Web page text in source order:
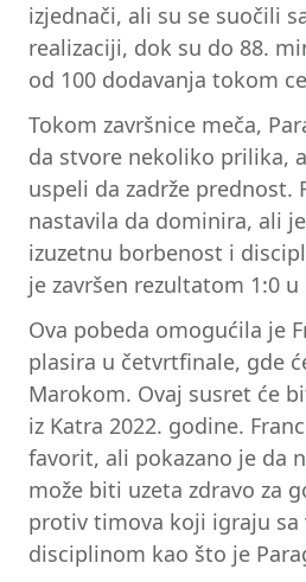
izjednači, ali su se suočili
realizaciji, dok su do 88.
od 100 dodavanja tokom
Tokom završnice meča,
da stvore nekoliko prilika,
uspeli da zadrže prednost.
nastavila da dominira, ali
izuzetnu borbenost i
je završen rezultatom 1:0
Ova pobeda omogućila je
plasira u četvrtfinale, gde
Marokom. Ovaj susret će
iz Katra 2022. godine.
favorit, ali pokazano je da
može biti uzeta zdravo za
protiv timova koji igraju
disciplinom kao što je